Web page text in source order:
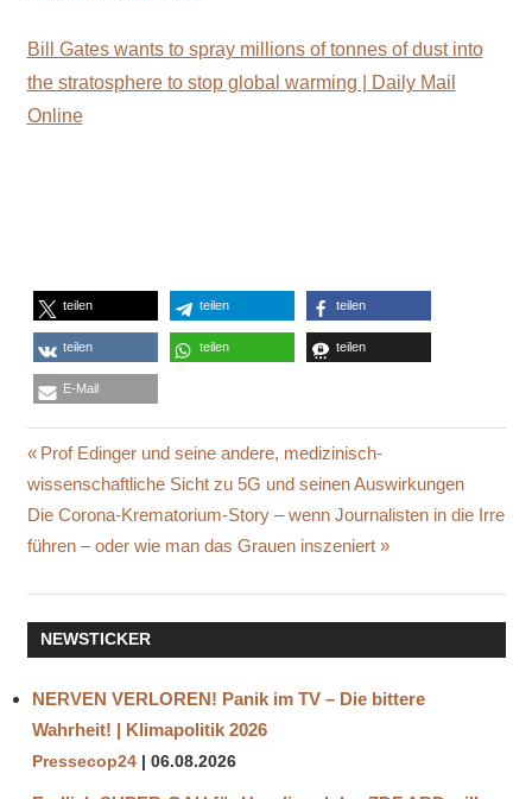
Bill Gates wants to spray millions of tonnes of dust into
the stratosphere to stop global warming | Daily Mail
Online
teilen teilen teilen
teilen teilen teilen
E-Mail
MAXIMUM
GRAND
MINIMUM
VERDUNKELN
Beitragsnavigation
Vorheriger
Beitrag:
Prof Edinger und seine andere, medizinisch-
wissenschaftliche Sicht zu 5G und seinen Auswirkungen
Nächster
Beitrag:
Die Corona-Krematorium-Story – wenn Journalisten in die Irre
führen – oder wie man das Grauen inszeniert
NEWSTICKER
NERVEN VERLOREN! Panik im TV – Die bittere
Wahrheit! | Klimapolitik 2026
Pressecop24 06.08.2026